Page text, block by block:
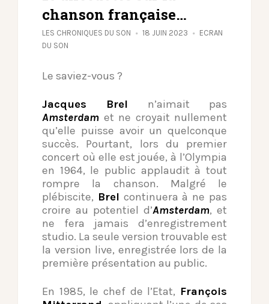
chanson française…
LES CHRONIQUES DU SON 18 JUIN 2023
ECRAN
DU SON
Le saviez-vous ?
Jacques Brel n’aimait pas
Amsterdam et ne croyait nullement
qu’elle puisse avoir un quelconque
succès. Pourtant, lors du premier
concert où elle est jouée, à l’Olympia
en 1964, le public applaudit à tout
rompre la chanson. Malgré le
plébiscite, Brel continuera à ne pas
croire au potentiel d’Amsterdam, et
ne fera jamais d’enregistrement
studio. La seule version trouvable est
la version live, enregistrée lors de la
première présentation au public.
En 1985, le chef de l’Etat, François